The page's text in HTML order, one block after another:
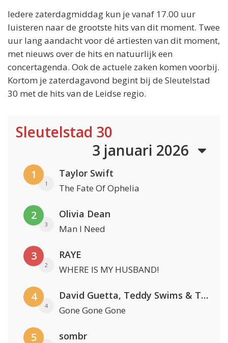
Iedere zaterdagmiddag kun je vanaf 17.00 uur
luisteren naar de grootste hits van dit moment. Twee
uur lang aandacht voor dé artiesten van dit moment,
met nieuws over de hits en natuurlijk een
concertagenda. Ook de actuele zaken komen voorbij.
Kortom je zaterdagavond begint bij de Sleutelstad
30 met de hits van de Leidse regio.
Sleutelstad 30
3 januari 2026
1
1
Taylor Swift
The Fate Of Ophelia
2
3
Olivia Dean
Man I Need
3
2
RAYE
WHERE IS MY HUSBAND!
4
4
David Guetta, Teddy Swims & Tones And I
Gone Gone Gone
5 sombr